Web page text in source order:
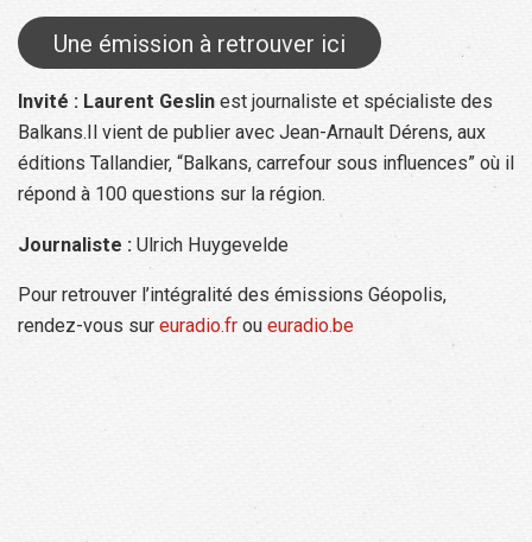
Une émission à retrouver ici
Invité : Laurent Geslin est journaliste et spécialiste des
Balkans.Il vient de publier avec Jean-Arnault Dérens, aux
éditions Tallandier, “Balkans, carrefour sous influences” où il
répond à 100 questions sur la région.
Journaliste : Ulrich Huygevelde
Pour retrouver l’intégralité des émissions Géopolis,
rendez-vous sur euradio.fr ou euradio.be